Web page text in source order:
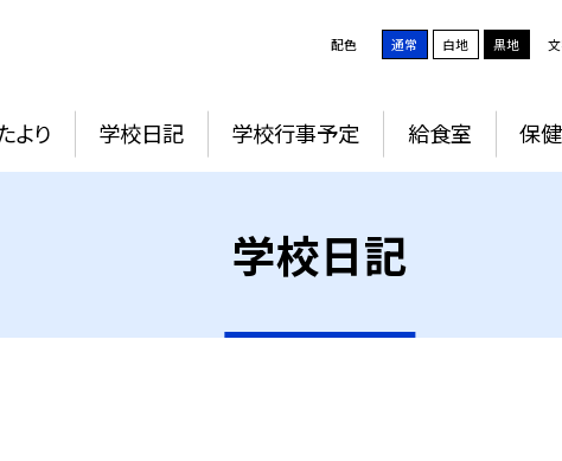
配色 通常 白地 黒地
より 学校日記 学校行事予定 給食室 保
学校日記